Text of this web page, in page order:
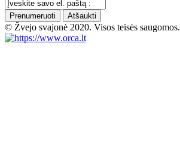
Prenumeruoti Atšaukti
© Žvejo svajonė 2020. Visos teisės saugomos.